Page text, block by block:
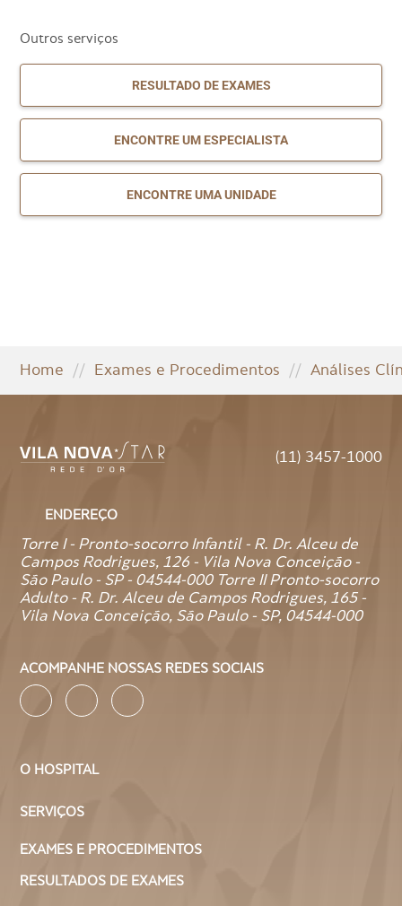
Outros serviços
RESULTADO DE EXAMES
ENCONTRE UM ESPECIALISTA
ENCONTRE UMA UNIDADE
Home // Exames e Procedimentos // Análises
(11) 3457-1000
ENDEREÇO
Torre I - Pronto-socorro Infantil - R. Dr. Alceu de
Campos Rodrigues, 126 - Vila Nova Conceição -
São Paulo - SP - 04544-000 Torre II Pronto-socorro
Adulto - R. Dr. Alceu de Campos Rodrigues, 165 -
Vila Nova Conceição, São Paulo - SP, 04544-000
ACOMPANHE NOSSAS REDES SOCIAIS
O HOSPITAL
SERVIÇOS
EXAMES E PROCEDIMENTOS
RESULTADOS DE EXAMES